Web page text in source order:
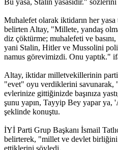
Bu yasa, Stalin yasasıdır."
Muhalefet olarak iktidarın her yasa
belirten Altay, "Millete, yandaş
diz çöktürme; muhalefeti ve
yani Stalin, Hitler ve Mussolini
namus görevimizdi. Onu yaptık."
Altay, iktidar milletvekillerinin
"evet" oyu verdiklerini savunarak,
evlerinize gittiğinizde başınıza
şunu yapın, Tayyip Bey yapar ya,
şeklinde konuştu.
İYİ Parti Grup Başkanı İsmail
belirterek, "millet ve devlet